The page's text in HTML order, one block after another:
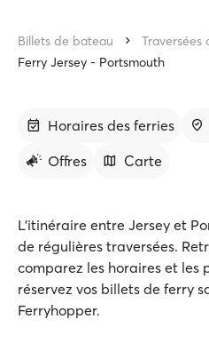
Billets de bateau
Traversées
Ferry Jersey - Portsmouth
Horaires des ferries
Offres
Carte
L'itinéraire entre Jersey et
de régulières traversées.
comparez les horaires et les
réservez vos billets de ferry
Ferryhopper.